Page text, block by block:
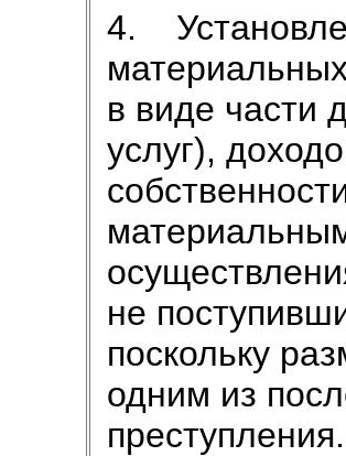
4.
в виде части
услуг),
не
поскольку
одним из
преступления.